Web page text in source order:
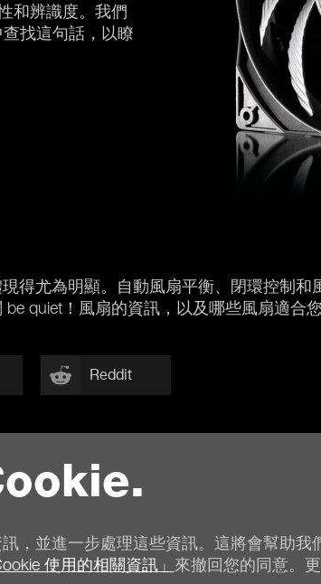
，並進一步處理這些資訊。這將會幫助
使用的相關資訊」 來撤回您的同意。
和辨識度。我們
找這句話，以瞭
得尤為明顯。自動風扇平衡、閉環控制
quiet！風扇的資訊，以及哪些風扇適合
Reddit
總覽